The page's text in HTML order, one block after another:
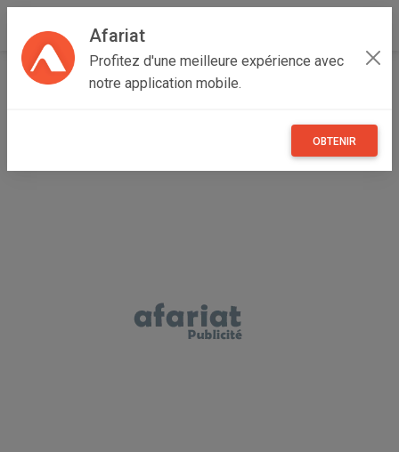
Afariat
Profitez d'une meilleure expérience avec
notre application mobile.
OBTENIR
Accueil Maisons et enfants Cap bon - Sahel